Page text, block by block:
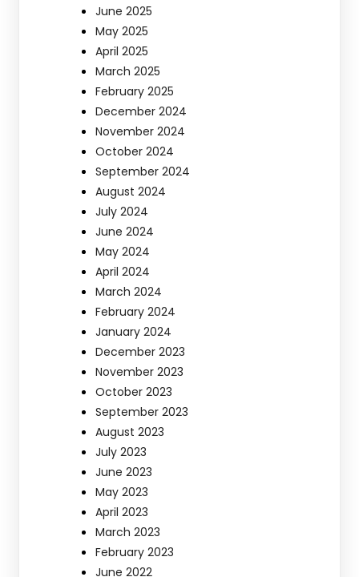
June 2025
May 2025
April 2025
March 2025
February 2025
December 2024
November 2024
October 2024
September 2024
August 2024
July 2024
June 2024
May 2024
April 2024
March 2024
February 2024
January 2024
December 2023
November 2023
October 2023
September 2023
August 2023
July 2023
June 2023
May 2023
April 2023
March 2023
February 2023
June 2022